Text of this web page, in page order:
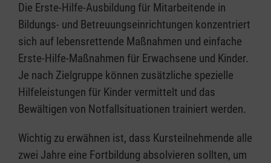
Die Erste-Hilfe-Ausbildung für Mitarbeitende in
Bildungs- und Betreuungseinrichtungen konzentriert
sich auf lebensrettende Maßnahmen und einfache
Erste-Hilfe-Maßnahmen für Erwachsene und Kinder.
Je nach Zielgruppe können zusätzliche spezielle
Hilfeleistungen für Kinder vermittelt und das
Bewältigen von Notfallsituationen trainiert werden.
Wichtig zu erwähnen ist, dass Kursteilnehmende alle
zwei Jahre eine Fortbildung absolvieren sollten, um